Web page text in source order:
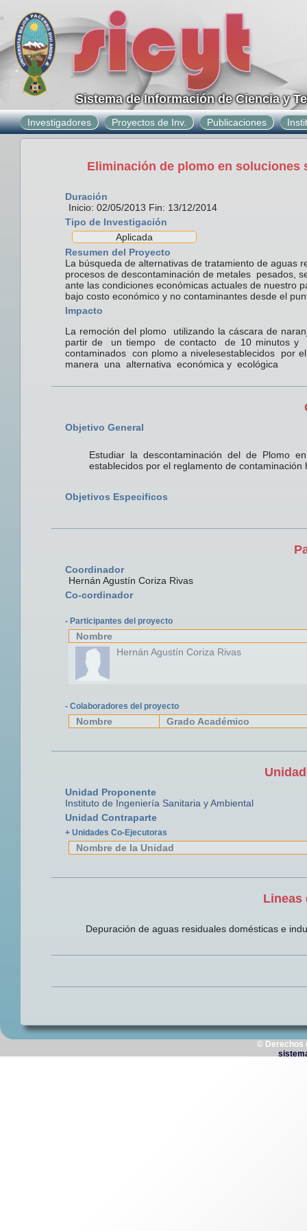
Sistema de Información de Ciencia y
Investigadores Proyectos de Inv. Publicaciones
Eliminación de plomo en soluciones
Duración
Inicio: 02/05/2013 Fin: 13/12/2014
Tipo de Investigación
Aplicada
Resumen del Proyecto
La búsqueda de alternativas de tratamiento de aguas
procesos de descontaminación de metales pesados,
ante las condiciones económicas actuales de nuestro
bajo costo económico y no contaminantes desde el
Impacto
La remoción del plomo utilizando la cáscara de
partir de un tiempo de contacto de 10 minutos
contaminados con plomo a nivelesestablecidos
manera una alternativa económica y ecológica
Objetivo General
Estudiar la descontaminación del de Plomo
establecidos por el reglamento de contaminación
Objetivos Especificos
Coordinador
Hernán Agustín Coriza Rivas
Co-cordinador
- Participantes del proyecto
Nombre
Hernán Agustín Coriza Rivas
- Colaboradores del proyecto
Nombre Grado Académico
Unidad Proponente
Instituto de Ingeniería Sanitaria y Ambiental
Unidad Contraparte
+ Unidades Co-Ejecutoras
Nombre de la Unidad
Lineas
Depuración de aguas residuales domésticas e
© Derechos